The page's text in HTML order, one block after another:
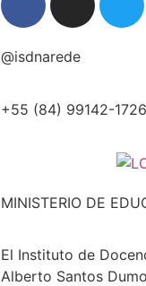
@isdnarede
+55 (84) 99142-1726
MINISTERIO DE
El Instituto de
Alberto Santos